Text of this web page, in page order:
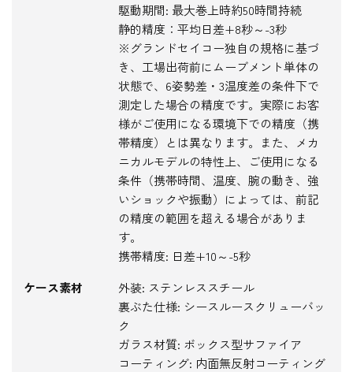
駆動期間: 最大巻上時約50時間持続
静的精度：平均日差+8秒～-3秒
※グランドセイコー独自の規格に基づ
き、工場出荷前にムーブメント単体の
状態で、6姿勢差・3温度差の条件下で
測定した場合の精度です。実際にお客
様がご使用になる環境下での精度（携
帯精度）とは異なります。また、メカ
ニカルモデルの特性上、ご使用になる
条件（携帯時間、温度、腕の動き、強
いショックや振動）によっては、前記
の精度の範囲を超える場合がありま
す。
携帯精度: 日差+10～-5秒
ケース素材
外装: ステンレススチール
裏ぶた仕様: シースルースクリューバッ
ク
ガラス材質: ボックス型サファイア
コーティング: 内面無反射コーティング